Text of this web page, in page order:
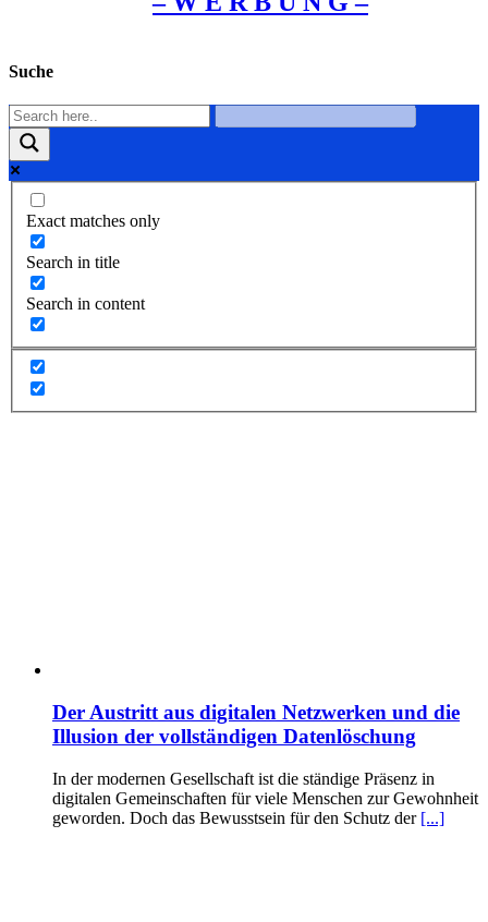
Suche
Exact matches only
Search in title
Search in content
Der Austritt aus digitalen Netzwerken und die
Illusion der vollständigen Datenlöschung
In der modernen Gesellschaft ist die ständige Präsenz in
digitalen Gemeinschaften für viele Menschen zur Gewohnheit
geworden. Doch das Bewusstsein für den Schutz der [...]